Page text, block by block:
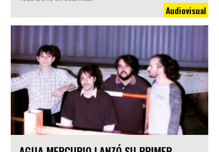
Audiovisual